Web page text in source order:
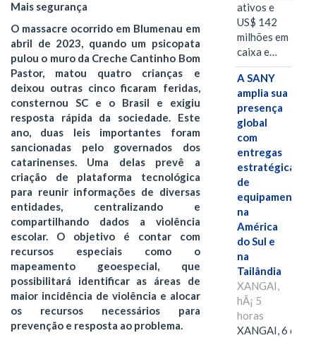
Mais segurança
O massacre ocorrido em Blumenau em
abril de 2023, quando um psicopata
pulou o muro da Creche Cantinho Bom
Pastor, matou quatro crianças e
deixou outras cinco ficaram feridas,
consternou SC e o Brasil e exigiu
resposta rápida da sociedade. Este
ano, duas leis importantes foram
sancionadas pelo governados dos
catarinenses. Uma delas prevê a
criação de plataforma tecnológica
para reunir informações de diversas
entidades, centralizando e
compartilhando dados a violência
escolar. O objetivo é contar com
recursos especiais como o
mapeamento geoespecial, que
possibilitará identificar as áreas de
maior incidência de violência e alocar
os recursos necessários para
prevenção e resposta ao problema.
ativos e
US$ 142
milhões em
caixa e…
A SANY
amplia sua
presença
global
com
entregas
estratégicas
de
equipamentos
na
América
do Sul e
na
Tailândia
XANGAI,
hÃ¡ 5
horas
XANGAI, 6 de